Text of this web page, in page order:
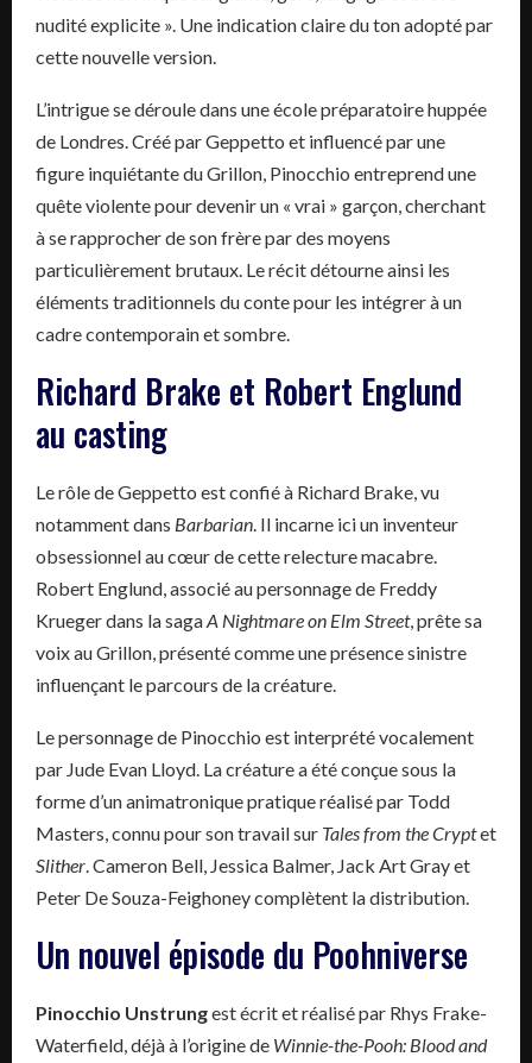
nudité explicite ». Une indication claire du ton adopté par
cette nouvelle version.
L’intrigue se déroule dans une école préparatoire huppée
de Londres. Créé par Geppetto et influencé par une
figure inquiétante du Grillon, Pinocchio entreprend une
quête violente pour devenir un « vrai » garçon, cherchant
à se rapprocher de son frère par des moyens
particulièrement brutaux. Le récit détourne ainsi les
éléments traditionnels du conte pour les intégrer à un
cadre contemporain et sombre.
Richard Brake et Robert Englund
au casting
Le rôle de Geppetto est confié à Richard Brake, vu
notamment dans Barbarian . Il incarne ici un inventeur
obsessionnel au cœur de cette relecture macabre.
Robert Englund, associé au personnage de Freddy
Krueger dans la sagaA Nightmare on Elm Street, prête sa
voix au Grillon, présenté comme une présence sinistre
influençant le parcours de la créature.
Le personnage de Pinocchio est interprété vocalement
par Jude Evan Lloyd. La créature a été conçue sous la
forme d’un animatronique pratique réalisé par Todd
Masters, connu pour son travail sur Tales from the Cryptet
Slither . Cameron Bell, Jessica Balmer, Jack Art Gray et
Peter De Souza-Feighoney complètent la distribution.
Un nouvel épisode du Poohniverse
Pinocchio Unstrungest écrit et réalisé par Rhys Frake-
Waterfield, déjà à l’origine de Winnie-the-Pooh: Blood and